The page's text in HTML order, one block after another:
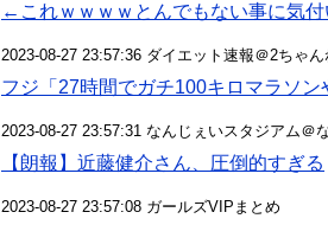
←これｗｗｗｗとんでもない事に気
2023-08-27 23:57:36 ダイエット速報＠2ちゃん
フジ「27時間でガチ100キロマラソ
2023-08-27 23:57:31 なんじぇいスタジアム＠
【朗報】近藤健介さん、圧倒的すぎる
2023-08-27 23:57:08 ガールズVIPまとめ